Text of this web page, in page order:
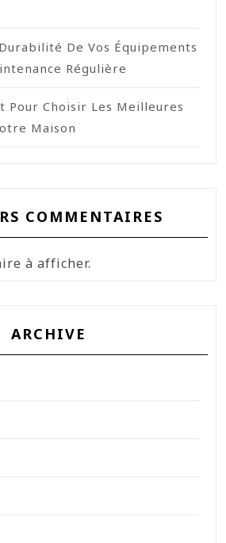
De Vos Équipements
Régulière
Pour Choisir Les Meilleures
Maison
COMMENTAIRES
à afficher.
ARCHIVE